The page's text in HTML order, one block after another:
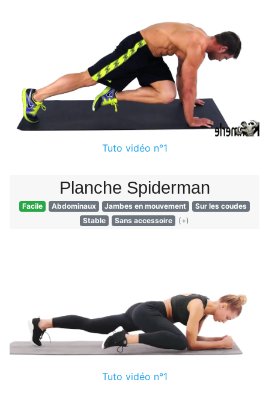
Tuto vidéo n°1
Planche Spiderman
Facile Abdominaux Jambes en mouvement
Sur les coudes
Stable
Sans accessoire (+)
Tuto vidéo n°1